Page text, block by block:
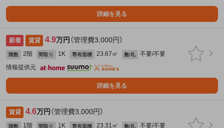
詳細を見る
新着 賃貸 4.9万円 （管理費3,000円）
階数 2階 間取り 1K 専有面積 23.67㎡ 敷/礼
不要/不要
情報提供元
詳細を見る
賃貸 4.6万円 （管理費3,000円）
階数 1階 間取り 1K 専有面積 23.31㎡ 敷/礼
不要/不要